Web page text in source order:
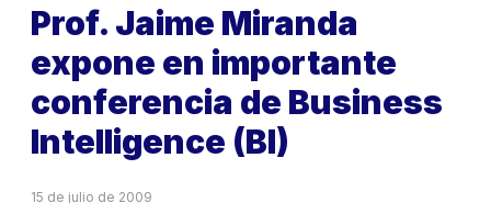
Prof. Jaime Miranda
expone en importante
conferencia de Business
Intelligence (BI)
15 de julio de 2009